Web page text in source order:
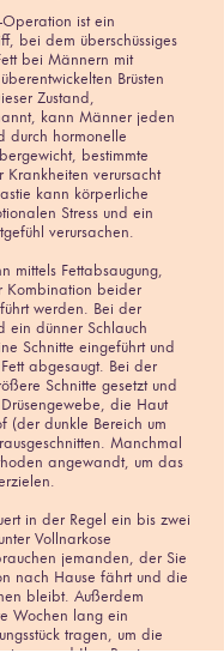
Operation ist ein
bei dem überschüssiges
bei Männern mit
Brüsten
Zustand,
kann Männer jeden
durch hormonelle
bestimmte
verursacht
kann körperliche
Stress und ein
verursachen.
mittels Fettabsaugung,
Kombination beider
werden. Bei der
ein dünner Schlauch
Schnitte eingeführt und
abgesaugt. Bei der
Schnitte gesetzt und
die Haut
(der dunkle Bereich um
Manchmal
angewandt, um das
in der Regel ein bis zwei
Vollnarkose
jemanden, der Sie
nach Hause fährt und die
bleibt. Außerdem
Wochen lang ein
tragen, um die